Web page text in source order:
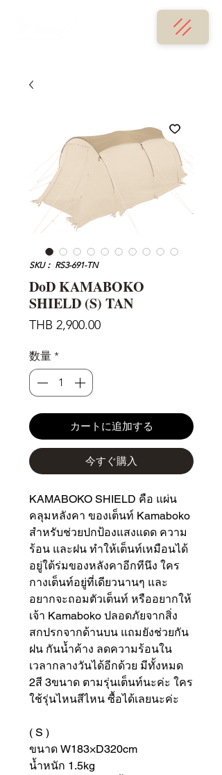
SKU： RS3-691-TN
DoD KAMABOKO
SHIELD (S) TAN
THB 2,900.00価
数量 *
カートに追加する
今すぐ購入
KAMABOKO SHIELD คือ แผ่น
คลุมหลังคา ของเต็นท์ Kamaboko
สำหรับช่วยปกป้องแสงแดด ความ
ร้อน และฝน ทำให้เต็นท์เหมือนได้
อยู่ใต้ร่มของหลังคาอีกทีนึง ใคร
กางเต็นท์อยู่ที่เดียวนานๆ และ
อยากจะถอมตัวเต็นท์ หรืออยากให้
เจ้า Kamaboko ปลอดภัยจากสิ่ง
สกปรกจากด้านบน แถมยังช่วยกัน
ฝน กันน้ำค้าง ลดความร้อนใน
เวลากลางวันได้อีกด้วย มีทั้งหมด
2สี 3ขนาด ตามรุ่นเต็นท์นะค่ะ ใคร
ใช้รุ่นไหนสีไหน ซื้อได้เลยนะค่ะ
( S )
ขนาด W183×D320cm
น้ำหนัก 1.5kg